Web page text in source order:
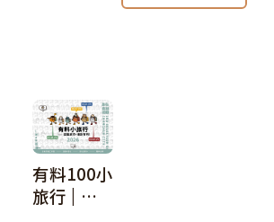
有料100小
旅行 | 彰